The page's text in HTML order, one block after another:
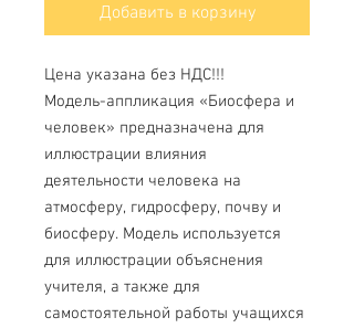
Добавить в корзину
Цена указана без НДС!!!
Модель-аппликация «Биосфера и
человек» предназначена для
иллюстрации влияния
деятельности человека на
атмосферу, гидросферу, почву и
биосферу. Модель используется
для иллюстрации объяснения
учителя, а также для
самостоятельной работы учащихся